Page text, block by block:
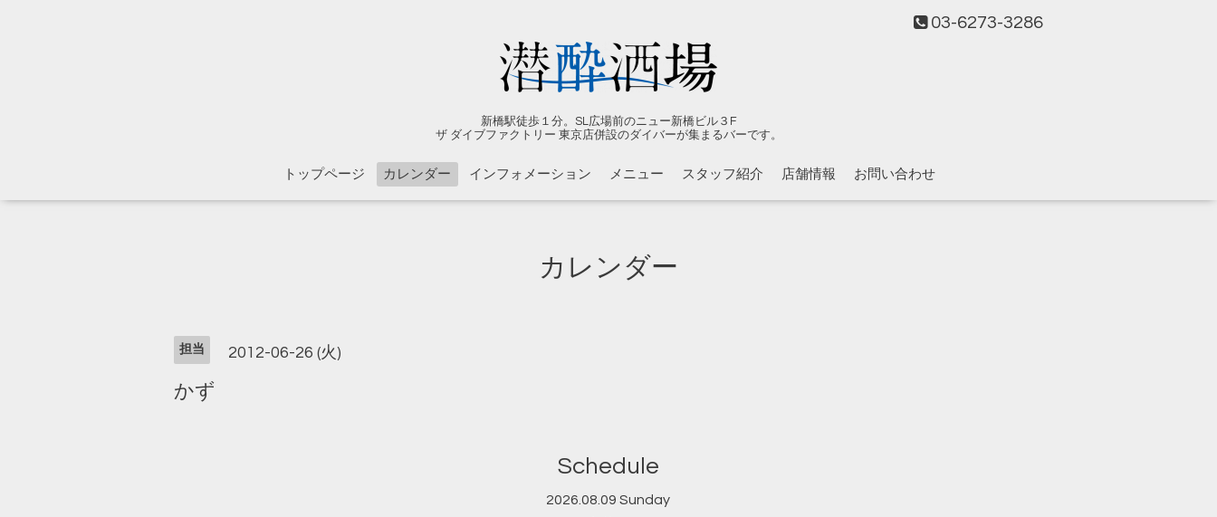
03-6273-3286
新橋駅徒歩１分。SL広場前のニュー新橋ビル３F
ザ ダイブファクトリー 東京店併設のダイバーが集まるバーです。
トップページ カレンダー インフォメーション メニュー スタッフ紹介 店舗情報 お問い合わせ
カレンダー
担当 2012-06-26 (火)
かず
Schedule
2026.08.09 Sunday